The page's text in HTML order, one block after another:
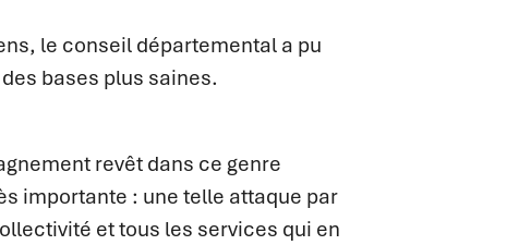
le conseil départemental a pu
bases plus saines.
revêt dans ce genre
importante : une telle attaque par
et tous les services qui en